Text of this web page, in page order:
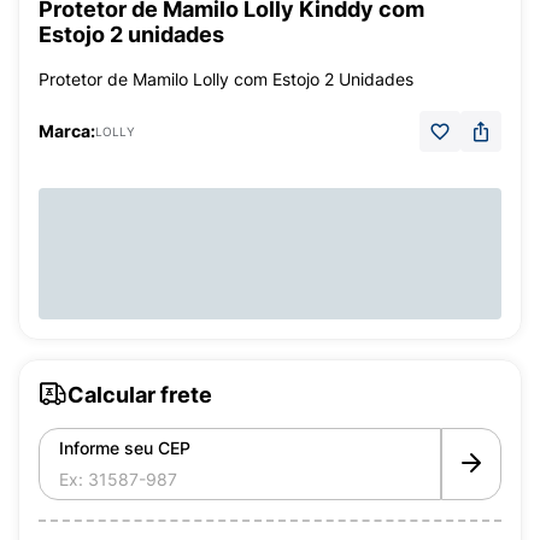
Protetor de Mamilo Lolly Kinddy com
Estojo 2 unidades
Protetor de Mamilo Lolly com Estojo 2 Unidades
Marca:LOLLY
Calcular frete
Informe seu CEP